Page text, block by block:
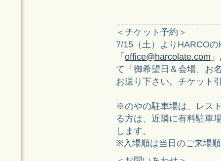
＜チケット予約＞
7/15（土）よりHARCO
「 office@harcolate.com
て「御希望日＆会場、お
お送り下さい。チケッ
※のやの駐車場は、レス
る方は、近隣に有料駐車
します。
※入場順は当日のご来場